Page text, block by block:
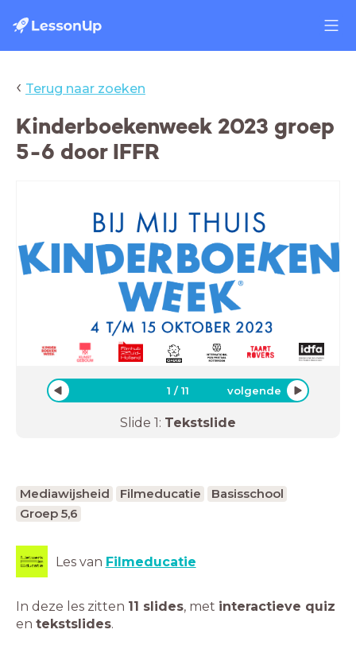
‹ Terug naar zoeken
Kinderboekenweek 2023 groep
5-6 door IFFR
1 /11 volgende
Slide 1: Tekstslide
Mediawijsheid Filmeducatie
Basisschool
Groep 5,6
Les van Filmeducatie
In deze les zitten 11 slides, met interactieve quiz
en tekstslides.